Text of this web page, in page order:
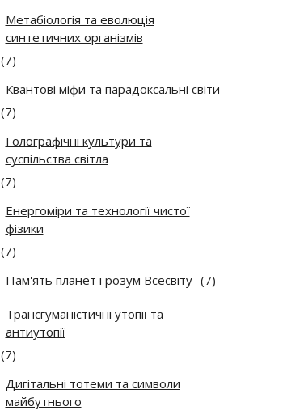
Метабіологія та еволюція
синтетичних організмів
(7)
Квантові міфи та парадоксальні світи
(7)
Голографічні культури та
суспільства світла
(7)
Енергоміри та технології чистої
фізики
(7)
Пам'ять планет і розум Всесвіту (7)
Трансгуманістичні утопії та
антиутопії
(7)
Дигітальні тотеми та символи
майбутнього